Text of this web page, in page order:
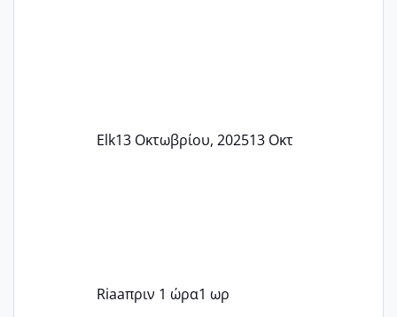
Elk13 Οκτωβρίου, 202513 Οκτ
Riaaπριν 1 ώρα1 ωρ